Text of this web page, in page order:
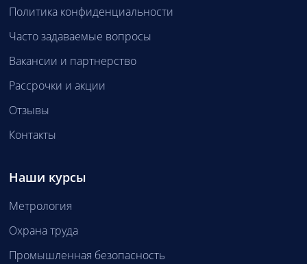
Политика конфиденциальности
Часто задаваемые вопросы
Вакансии и партнерство
Рассрочки и акции
Отзывы
Контакты
Наши курсы
Метрология
Охрана труда
Промышленная безопасность